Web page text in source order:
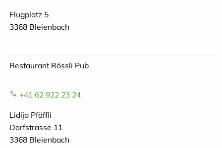
Flugplatz 5
3368 Bleienbach
Restaurant Rössli Pub
+41 62 922 23 24
Lidija Pfäffli
Dorfstrasse 11
3368 Bleienbach